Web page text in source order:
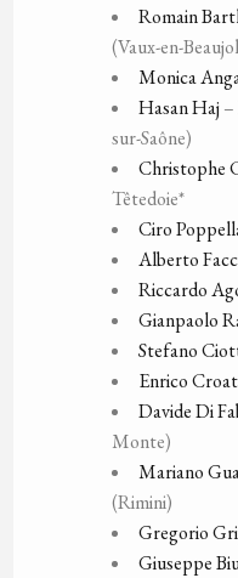
Romain
(Vaux-en-
Monica
Hasan Haj–
sur-Saône)
Christophe
Têtedoie*
Ciro
Alberto
Riccardo
Gianpaolo
Stefano
Enrico
Davide Di
Monte)
Mariano
(Rimini)
Gregorio
Giuseppe